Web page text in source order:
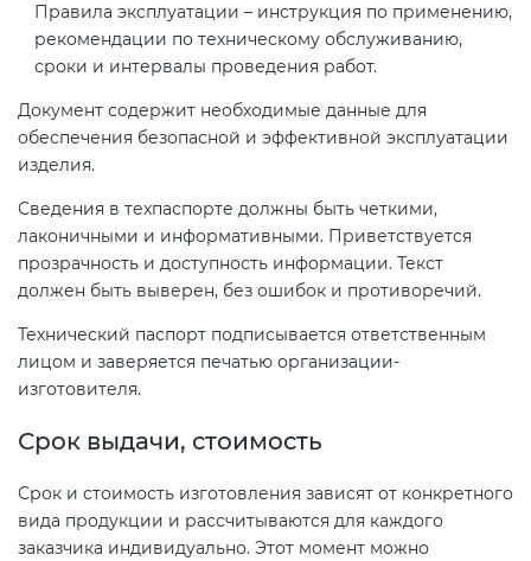
Правила эксплуатации – инструкция по применению,
рекомендации по техническому обслуживанию,
сроки и интервалы проведения работ.
Документ содержит необходимые данные для
обеспечения безопасной и эффективной эксплуатации
изделия.
Сведения в техпаспорте должны быть четкими,
лаконичными и информативными. Приветствуется
прозрачность и доступность информации. Текст
должен быть выверен, без ошибок и противоречий.
Технический паспорт подписывается ответственным
лицом и заверяется печатью организации-
изготовителя.
Срок выдачи, стоимость
Срок и стоимость изготовления зависят от конкретного
вида продукции и рассчитываются для каждого
заказчика индивидуально. Этот момент можно